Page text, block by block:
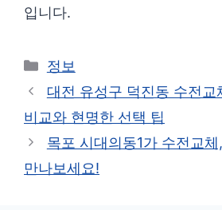
입니다.
카
테
리
정보
대전 유성구 덕진동 수전교
비교와 현명한 선택 팁
목포 시대의동1가 수전교
만나보세요!